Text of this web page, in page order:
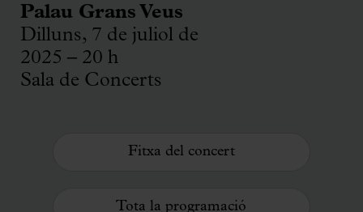
Palau Grans Veus
Dilluns, 7 de juliol de
2025 – 20 h
Sala de Concerts
Fitxa del concert
Tota la programació